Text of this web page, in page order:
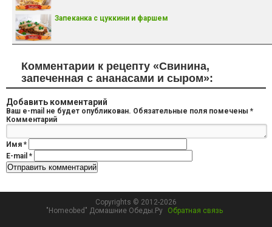
Запеканка с цуккини и фаршем
Комментарии к рецепту «Свинина,
запеченная с ананасами и сыром»:
Добавить комментарий
Ваш e-mail не будет опубликован. Обязательные поля помечены *
Комментарий
Имя *
E-mail *
Copyrights © 2012-2026
"Homeobed" Домашние Обеды.Ру
Обратная связь